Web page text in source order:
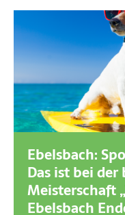
Ebelsbach:
Das ist bei der
Meisterschaft
Ebelsbach